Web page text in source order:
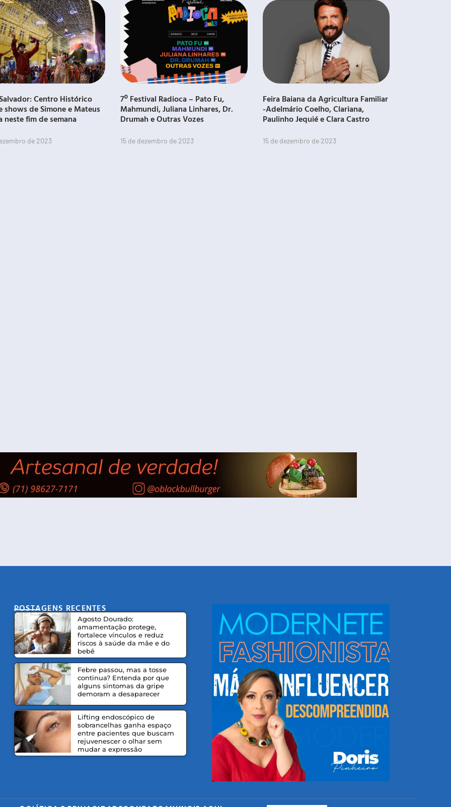
Centro Histórico
shows de Simone e Mateus
neste fim de semana
de 2023
7º Festival Radioca – Pato Fu,
Mahmundi, Juliana Linhares, Dr.
Drumah e Outras Vozes
15 de dezembro de 2023
Feira Baiana da Agricultura Familiar
-Adelmário Coelho, Clariana,
Paulinho Jequié e Clara Castro
15 de dezembro de 2023
POSTAGENS RECENTES
Agosto Dourado:
amamentação protege,
fortalece vínculos e reduz
riscos à saúde da mãe e do
bebê
Febre passou, mas a tosse
continua? Entenda por que
alguns sintomas da gripe
demoram a desaparecer
Lifting endoscópico de
sobrancelhas ganha espaço
entre pacientes que buscam
rejuvenescer o olhar sem
mudar a expressão
CONHEÇA DORIS E EQUIPE